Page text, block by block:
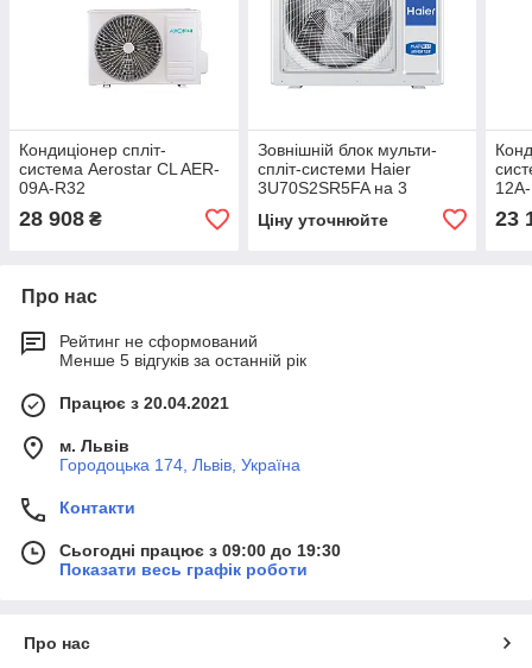
Кондиціонер спліт-
система Aerostar CL AER-
09A-R32
28 908 ₴
Зовнішній блок мульти-
спліт-системи Haier
3U70S2SR5FA на 3
Ціну уточнюйте 23
Про нас
Рейтинг не сформований
Менше 5 відгуків за останній рік
Працює з 20.04.2021
м. Львів
Городоцька 174, Львів, Україна
Контакти
Сьогодні працює з 09:00 до 19:30
Показати весь графік роботи
Про нас